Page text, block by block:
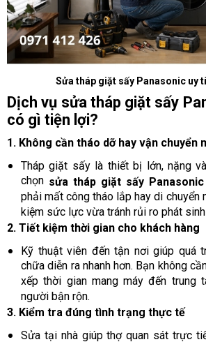
Sửa tháp giặt sấy Panasonic uy
Dịch vụ sửa tháp giặt sấy
có gì tiện lợi?
1. Không cần tháo dỡ hay vận chuyển
Tháp giặt sấy là thiết bị lớn, nặng
chọn sửa tháp giặt sấy
phải mất công tháo lắp hay di chuyển
kiệm sức lực vừa tránh rủi ro phát
2. Tiết kiệm thời gian cho khách hàng
Kỹ thuật viên đến tận nơi giúp quá
chữa diễn ra nhanh hơn. Bạn không
xếp thời gian mang máy đến trung
người bận rộn.
3. Kiểm tra đúng tình trạng thực tế
Sửa tại nhà giúp thợ quan sát trực